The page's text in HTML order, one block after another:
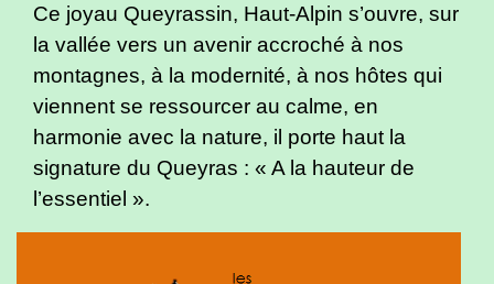
Ce joyau Queyrassin, Haut-Alpin s’ouvre, sur
la vallée vers un avenir accroché à nos
montagnes, à la modernité, à nos hôtes qui
viennent se ressourcer au calme, en
harmonie avec la nature, il porte haut la
signature du Queyras : « A la hauteur de
l’essentiel ».